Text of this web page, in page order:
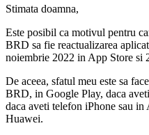
Stimata doamna,
Este posibil ca motivul pentru
BRD sa fie reactualizarea
noiembrie 2022 in App Store si
De aceea, sfatul meu este sa
BRD, in Google Play, daca
daca aveti telefon iPhone sau
Huawei.